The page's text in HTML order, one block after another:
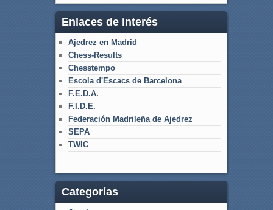
Enlaces de interés
Ajedrez en Madrid
Chess-Results
Chesstempo
Escola d'Escacs de Barcelona
F.E.D.A.
F.I.D.E.
Federación Madrileña de Ajedrez
SEPA
TWIC
Categorías